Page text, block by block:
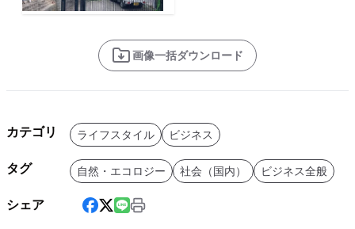
画像一括ダウンロード
カテゴリ ライフスタイル ビジネス
タグ 自然・エコロジー 社会（国内） ビジネス全般
シェア